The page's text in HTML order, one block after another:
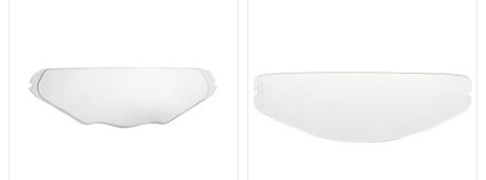
NÁHRADNÍ DÍLY?
Pro jednoduché díly, jako jsou antifog fólie či clony, můžete využít přiložené